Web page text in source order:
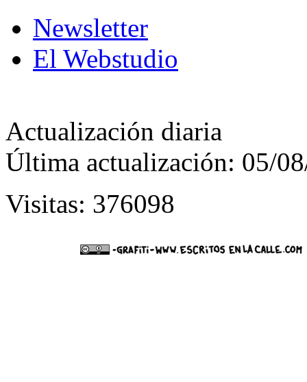
Newsletter
El Webstudio
Actualización diaria
Última actualización: 05/
Visitas: 376098